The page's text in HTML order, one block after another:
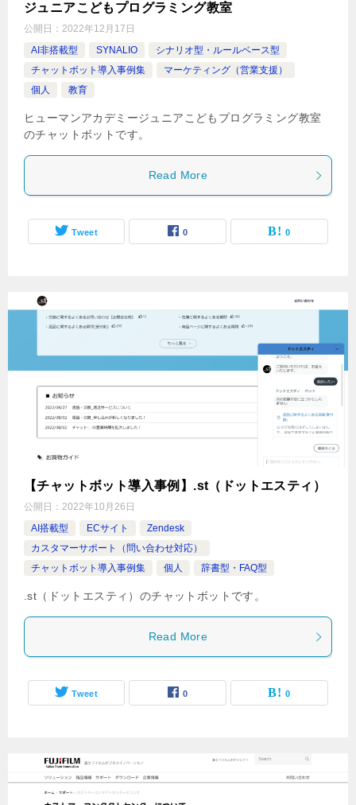
ジュニアこどもプログラミング教室
公開日： 2022年12月17日
AI非搭載型
SYNALIO
シナリオ型・ルールベース型
チャットボット導入事例集
マーケティング（営業支援）
個人
教育
ヒューマンアカデミージュニアこどもプログラミング教室
のチャットボットです。
Read More
Tweet 0 0
【チャットボット導入事例】.st（ドットエスティ）
公開日： 2022年10月26日
AI搭載型
ECサイト
Zendesk
カスタマーサポート（問い合わせ対応）
チャットボット導入事例集
個人 辞書型・FAQ型
.st（ドットエスティ）のチャットボットです。
Read More
Tweet 0 0